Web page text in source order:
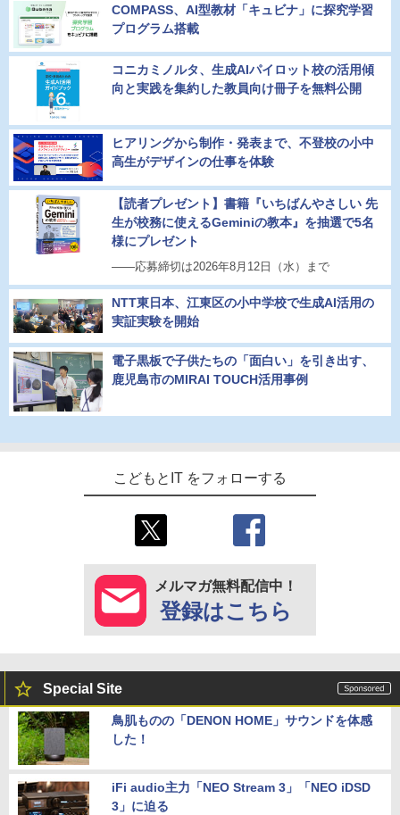
COMPASS、AI型教材「キュビナ」に探究学習
プログラム搭載
コニカミノルタ、生成AIパイロット校の活用傾
向と実践を集約した教員向け冊子を無料公開
ヒアリングから制作・発表まで、不登校の小中
高生がデザインの仕事を体験
【読者プレゼント】書籍『いちばんやさしい 先
生が校務に使えるGeminiの教本』を抽選で5名
様にプレゼント
――応募締切は2026年8月12日（水）まで
NTT東日本、江東区の小中学校で生成AI活用の
実証実験を開始
電子黒板で子供たちの「面白い」を引き出す、
鹿児島市のMIRAI TOUCH活用事例
こどもとIT をフォローする
メルマガ無料配信中！
登録はこちら
Special Site
鳥肌ものの「DENON HOME」サウンドを体感
した！
iFi audio主力「NEO Stream 3」「NEO iDSD
3」に迫る